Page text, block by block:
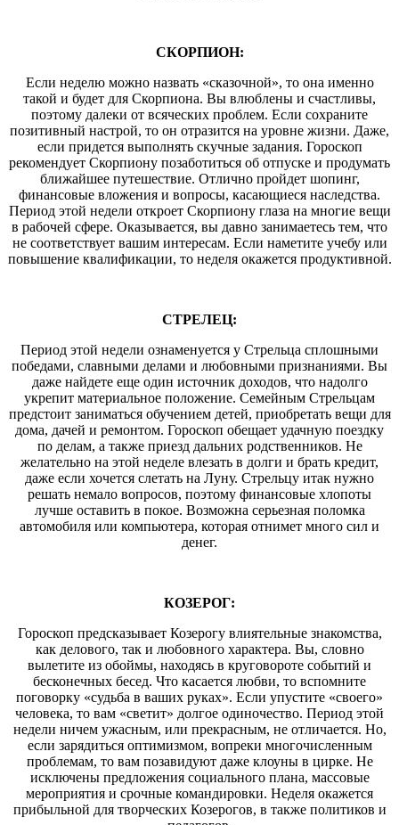
СКОРПИОН:
Если неделю можно назвать «сказочной», то она именно
такой и будет для Скорпиона. Вы влюблены и счастливы,
поэтому далеки от всяческих проблем. Если сохраните
позитивный настрой, то он отразится на уровне жизни. Даже,
если придется выполнять скучные задания. Гороскоп
рекомендует Скорпиону позаботиться об отпуске и продумать
ближайшее путешествие. Отлично пройдет шопинг,
финансовые вложения и вопросы, касающиеся наследства.
Период этой недели откроет Скорпиону глаза на многие вещи
в рабочей сфере. Оказывается, вы давно занимаетесь тем, что
не соответствует вашим интересам. Если наметите учебу или
повышение квалификации, то неделя окажется продуктивной.
СТРЕЛЕЦ:
Период этой недели ознаменуется у Стрельца сплошными
победами, славными делами и любовными признаниями. Вы
даже найдете еще один источник доходов, что надолго
укрепит материальное положение. Семейным Стрельцам
предстоит заниматься обучением детей, приобретать вещи для
дома, дачей и ремонтом. Гороскоп обещает удачную поездку
по делам, а также приезд дальних родственников. Не
желательно на этой неделе влезать в долги и брать кредит,
даже если хочется слетать на Луну. Стрельцу итак нужно
решать немало вопросов, поэтому финансовые хлопоты
лучше оставить в покое. Возможна серьезная поломка
автомобиля или компьютера, которая отнимет много сил и
денег.
КОЗЕРОГ:
Гороскоп предсказывает Козерогу влиятельные знакомства,
как делового, так и любовного характера. Вы, словно
вылетите из обоймы, находясь в круговороте событий и
бесконечных бесед. Что касается любви, то вспомните
поговорку «судьба в ваших руках». Если упустите «своего»
человека, то вам «светит» долгое одиночество. Период этой
недели ничем ужасным, или прекрасным, не отличается. Но,
если зарядиться оптимизмом, вопреки многочисленным
проблемам, то вам позавидуют даже клоуны в цирке. Не
исключены предложения социального плана, массовые
мероприятия и срочные командировки. Неделя окажется
прибыльной для творческих Козерогов, в также политиков и